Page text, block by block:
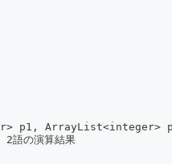
p1, ArrayList<integer>
の演算結果